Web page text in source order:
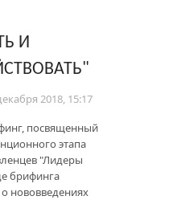
И
2018, 15:17
посвященный
этапа
"Лидеры
брифинга
нововведениях